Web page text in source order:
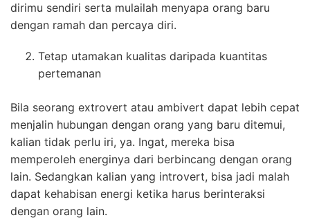
dirimu sendiri serta mulailah menyapa orang baru
dengan ramah dan percaya diri.
Tetap utamakan kualitas daripada kuantitas
pertemanan
Bila seorang extrovert atau ambivert dapat lebih cepat
menjalin hubungan dengan orang yang baru ditemui,
kalian tidak perlu iri, ya. Ingat, mereka bisa
memperoleh energinya dari berbincang dengan orang
lain. Sedangkan kalian yang introvert, bisa jadi malah
dapat kehabisan energi ketika harus berinteraksi
dengan orang lain.